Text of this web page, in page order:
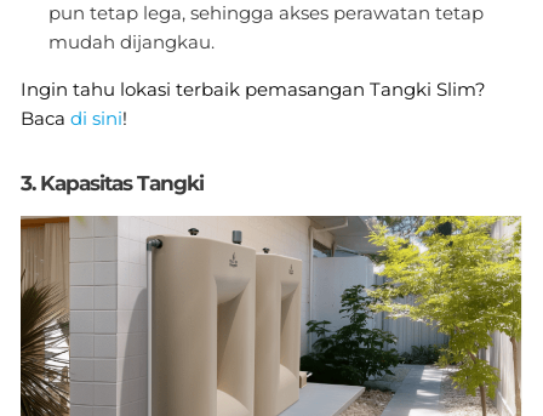
pun tetap lega, sehingga akses perawatan tetap
mudah dijangkau.
Ingin tahu lokasi terbaik pemasangan Tangki Slim?
Baca di sini!
3. Kapasitas Tangki